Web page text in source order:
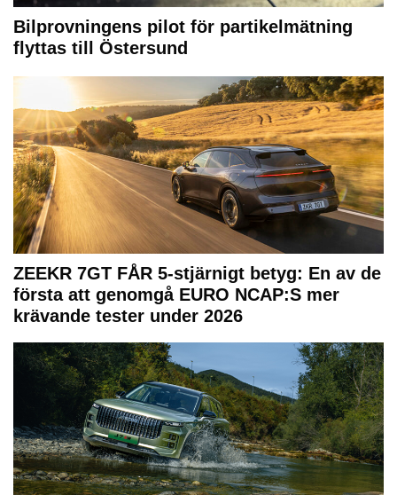
Bilprovningens pilot för partikelmätning
flyttas till Östersund
ZEEKR 7GT FÅR 5-stjärnigt betyg: En av de
första att genomgå EURO NCAP:S mer
krävande tester under 2026